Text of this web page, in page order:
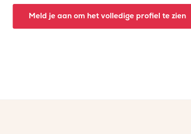
Meld je aan om het volledige profiel te zien